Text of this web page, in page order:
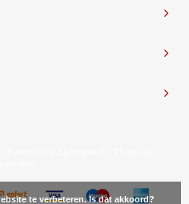
te verbeteren. Is dat akkoord?